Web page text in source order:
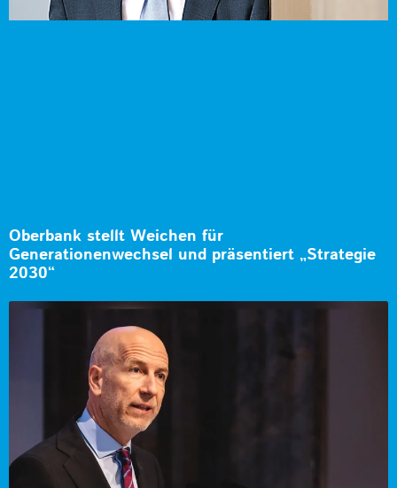
Oberbank stellt Weichen für
Generationenwechsel und präsentiert „Strategie
2030“